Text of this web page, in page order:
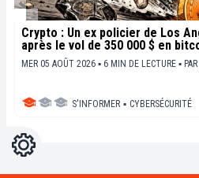
Crypto : Un ex policier de Los
après le vol de 350 000 $ en
MER 05 AOÛT 2026 ▪ 6 MIN DE LECTURE ▪ PAR
S'INFORMER ▪ CYBERSÉCURITÉ
Réglages